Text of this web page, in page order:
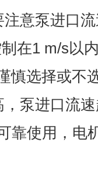
意泵进口
在1 m/s以
慎选择或不
泵进口流
靠使用，电